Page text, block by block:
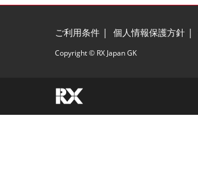
ご利用条件 個人情報保護方針
Copyright © RX Japan GK